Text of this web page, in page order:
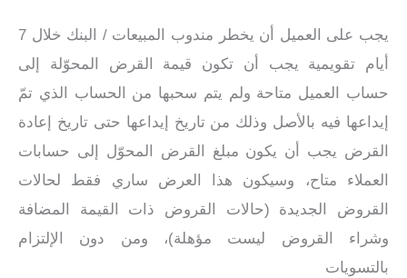
يجب على العميل أن يخطر مندوب المبيعات / البنك خلال 7
أيام تقويمية يجب أن تكون قيمة القرض المحوّلة إلى
حساب العميل متاحة ولم يتم سحبها من الحساب الذي تمّ
إيداعها فيه بالأصل وذلك من تاريخ إيداعها حتى تاريخ إعادة
القرض يجب أن يكون مبلغ القرض المحوّل إلى حسابات
العملاء متاح، وسيكون هذا العرض ساري فقط لحالات
القروض الجديدة (حالات القروض ذات القيمة المضافة
وشراء القروض ليست مؤهلة)، ومن دون الإلتزام
بالتسويات